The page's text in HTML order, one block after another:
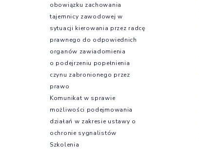
obowiązku zachowania
tajemnicy zawodowej w
sytuacji kierowania przez radcę
prawnego do odpowiednich
organów zawiadomienia
o podejrzeniu popełnienia
czynu zabronionego przez
prawo
Komunikat w sprawie
możliwości podejmowania
działań w zakresie ustawy o
ochronie sygnalistów
Szkolenia